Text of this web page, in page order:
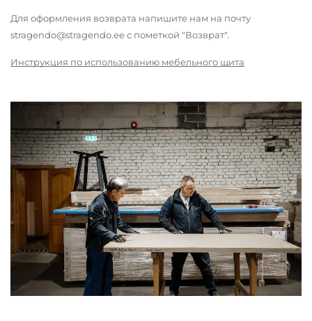
Для оформления возврата напишите нам на почту
stragendo@stragendo.ee с пометкой "Возврат".
Инструкция по использованию мебельного щита